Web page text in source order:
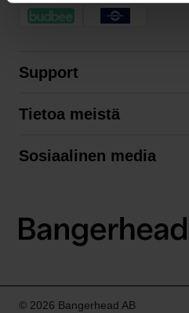
Support
Tilausehdot
Tietoa meistä
Sosiaalinen media
LinkedIn
© 2026 Bangerhead AB